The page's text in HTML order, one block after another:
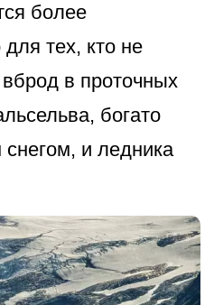
более
тех, кто не
в проточных
богато
и ледника